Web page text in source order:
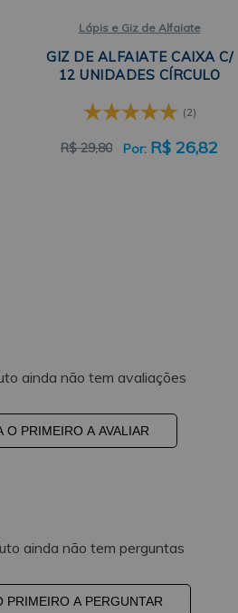
Lápis e Giz de Alfaiate
GIZ DE ALFAIATE CAIXA C/
12 UNIDADES CÍRCULO
(2)
R$ 29,80 R$ 26,82
ainda não tem avaliações
O PRIMEIRO A AVALIAR
ainda não tem perguntas
PRIMEIRO A PERGUNTAR